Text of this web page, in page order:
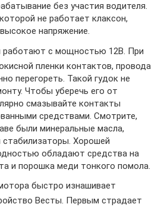
без участия водителя.
не работает клаксон,
напряжение.
работают с мощностью 12В. При
пленки контактов, провода
перегореть. Такой гудок не
Чтобы уберечь его от
смазывайте контакты
средствами. Смотрите,
были минеральные масла,
стабилизаторы. Хорошей
обладают средства на
и порошка меди тонкого помола.
быстро изнашивает
Весты. Первым страдает